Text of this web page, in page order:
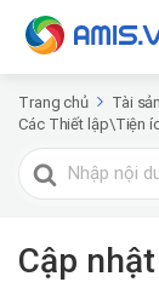
Trang chủ Tài sản
Các Thiết lập\Tiện
Tìm
kiếm
Cập